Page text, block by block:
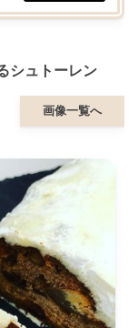
シュトーレン
画像一覧へ